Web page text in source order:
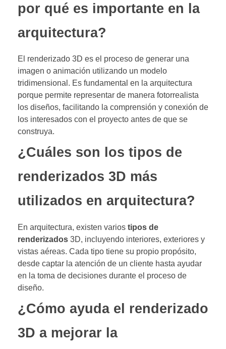
por qué es importante en la
arquitectura?
El renderizado 3D es el proceso de generar una
imagen o animación utilizando un modelo
tridimensional. Es fundamental en la arquitectura
porque permite representar de manera fotorrealista
los diseños, facilitando la comprensión y conexión de
los interesados con el proyecto antes de que se
construya.
¿Cuáles son los tipos de
renderizados 3D más
utilizados en arquitectura?
En arquitectura, existen varios tipos de
renderizados 3D, incluyendo interiores, exteriores y
vistas aéreas. Cada tipo tiene su propio propósito,
desde captar la atención de un cliente hasta ayudar
en la toma de decisiones durante el proceso de
diseño.
¿Cómo ayuda el renderizado
3D a mejorar la